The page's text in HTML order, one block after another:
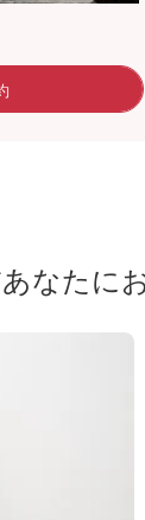
なたに